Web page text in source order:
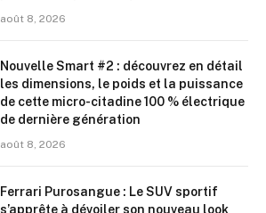
août 8, 2026
Nouvelle Smart #2 : découvrez en détail
les dimensions, le poids et la puissance
de cette micro-citadine 100 % électrique
de dernière génération
août 8, 2026
Ferrari Purosangue : Le SUV sportif
s’apprête à dévoiler son nouveau look